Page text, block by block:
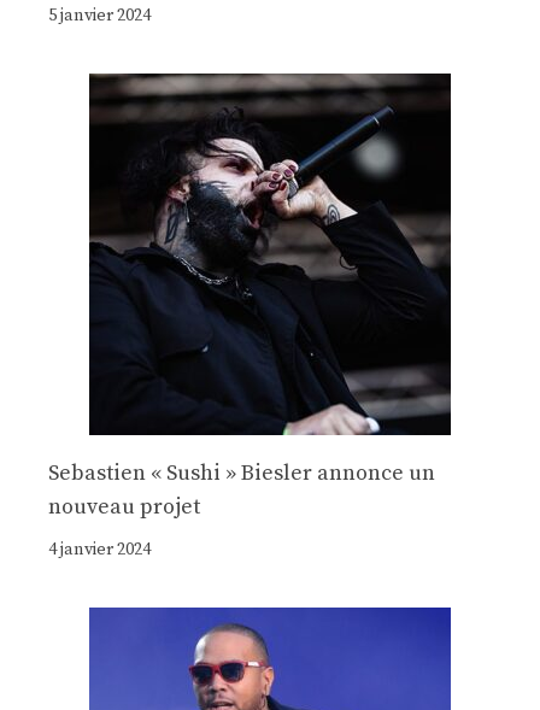
5 janvier 2024
Sebastien « Sushi » Biesler annonce un
nouveau projet
4 janvier 2024